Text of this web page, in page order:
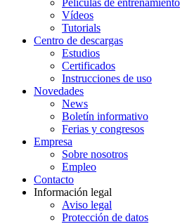
Películas de entrenamiento
Vídeos
Tutorials
Centro de descargas
Estudios
Certificados
Instrucciones de uso
Novedades
News
Boletín informativo
Ferias y congresos
Empresa
Sobre nosotros
Empleo
Contacto
Información legal
Aviso legal
Protección de datos